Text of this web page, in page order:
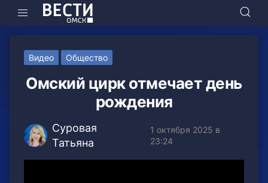
Видео Общество
Омский цирк отмечает день
рождения
Суровая
Татьяна
1 октября 2025 в
23:24